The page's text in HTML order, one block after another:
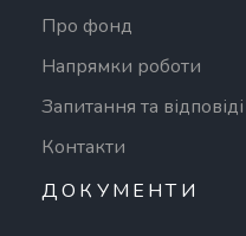
Про фонд
Напрямки роботи
Запитання та відповіді
Контакти
ДОКУМЕНТИ